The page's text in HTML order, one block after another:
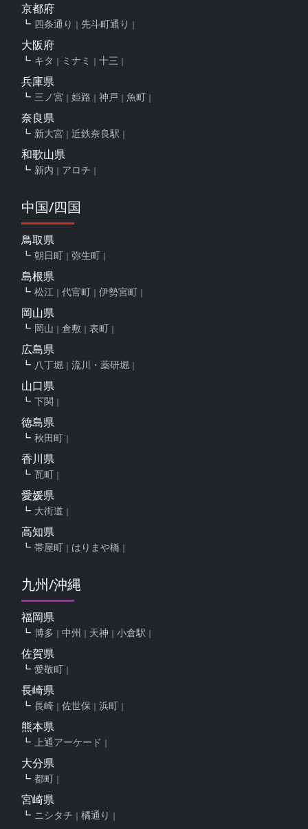
京都府
四条通り 先斗町通り
大阪府
キタ ミナミ 十三
兵庫県
三ノ宮 姫路 神戸 魚町
奈良県
新大宮 近鉄奈良駅
和歌山県
新内 アロチ
中国/四国
鳥取県
朝日町 弥生町
島根県
松江 代官町 伊勢宮町
岡山県
岡山 倉敷 表町
広島県
八丁堀 流川・薬研堀
山口県
下関
徳島県
秋田町
香川県
瓦町
愛媛県
大街道
高知県
帯屋町 はりまや橋
九州/沖縄
福岡県
博多 中州 天神 小倉駅
佐賀県
愛敬町
長崎県
長崎 佐世保 浜町
熊本県
上通アーケード
大分県
都町
宮崎県
ニシタチ 橘通り